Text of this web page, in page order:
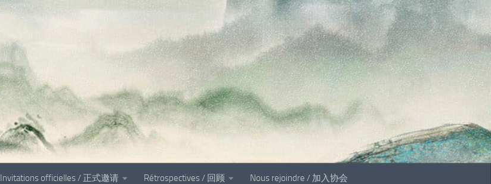
Invitations officielles / 正式邀请 Rétrospectives / 回顾 Nous rejoindre / 加入协会